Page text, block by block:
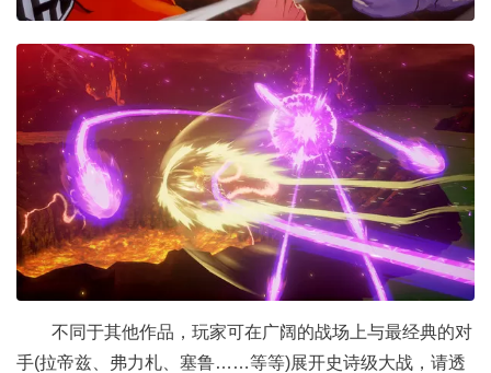
不同于其他作品，玩家可在广阔的战场上与最经典的对
手(拉帝兹、弗力札、塞鲁……等等)展开史诗级大战，请透